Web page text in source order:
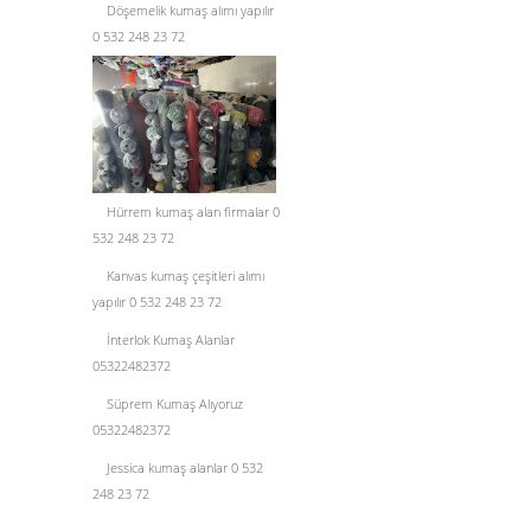
Döşemelik kumaş alımı yapılır
0 532 248 23 72
Hürrem kumaş alan firmalar 0
532 248 23 72
Kanvas kumaş çeşitleri alımı
yapılır 0 532 248 23 72
İnterlok Kumaş Alanlar
05322482372
Süprem Kumaş Alıyoruz
05322482372
Jessica kumaş alanlar 0 532
248 23 72